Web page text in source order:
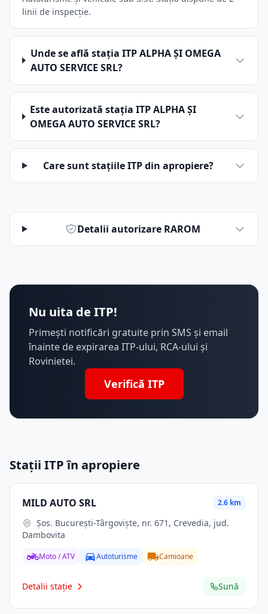
linii de inspecție.
Unde se află stația ITP ALPHA ŞI OMEGA
AUTO SERVICE SRL?
Este autorizată stația ITP ALPHA ŞI
OMEGA AUTO SERVICE SRL?
Care sunt stațiile ITP din apropiere?
Detalii autorizare RAROM
Nu uita de ITP!
Primești notificări gratuite prin SMS și email
înainte de expirarea ITP-ului, RCA-ului și
Rovinietei.
Verifică ITP
Stații ITP în apropiere
MILD AUTO SRL 2.6 km
Dambovita
Moto / ATV Autoturisme Camioane
Detalii stație Sună